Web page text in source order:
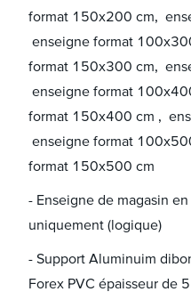
format 150x200 cm,
enseigne format
format 150x300 cm,
enseigne format
format 150x400 cm ,
enseigne format
format 150x500 cm
- Enseigne de magasin
uniquement (logique)
- Support Aluminuim
Forex PVC épaisseur de